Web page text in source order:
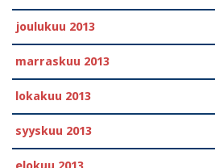
joulukuu 2013
marraskuu 2013
lokakuu 2013
syyskuu 2013